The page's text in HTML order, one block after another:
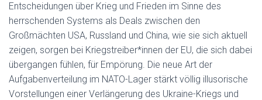
Entscheidungen über Krieg und Frieden im Sinne des
herrschenden Systems als Deals zwischen den
Großmächten USA, Russland und China, wie sie sich aktuell
zeigen, sorgen bei Kriegstreiber*innen der EU, die sich dabei
übergangen fühlen, für Empörung. Die neue Art der
Aufgabenverteilung im NATO-Lager stärkt völlig illusorische
Vorstellungen einer Verlängerung des Ukraine-Kriegs und